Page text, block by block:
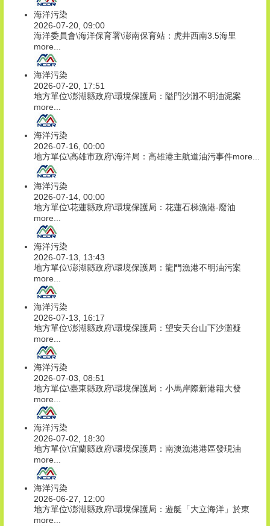
海洋污染
2026-07-20, 09:00
海洋委員會\海洋保育署\澎南保育站：虎井西南3.5海里
more...
海洋污染
2026-07-20, 17:51
地方單位\澎湖縣政府\環境保護局：隘門沙灘不明油泥案
more...
海洋污染
2026-07-16, 00:00
地方單位\高雄市政府\海洋局：高雄港主航道油污事件more...
海洋污染
2026-07-14, 00:00
地方單位\花蓮縣政府\環境保護局：花蓮石梯漁港-廢油
more...
海洋污染
2026-07-13, 13:43
地方單位\澎湖縣政府\環境保護局：龍門漁港不明油污案
more...
海洋污染
2026-07-13, 16:17
地方單位\澎湖縣政府\環境保護局：望安天台山下沙灘疑
more...
海洋污染
2026-07-03, 08:51
地方單位\臺東縣政府\環境保護局：小馬岸際新港籍大發
more...
海洋污染
2026-07-02, 18:30
地方單位\宜蘭縣政府\環境保護局：南澳漁港港區發現油
more...
海洋污染
2026-06-27, 12:00
地方單位\澎湖縣政府\環境保護局：遊艇「大立海洋」於東
more...